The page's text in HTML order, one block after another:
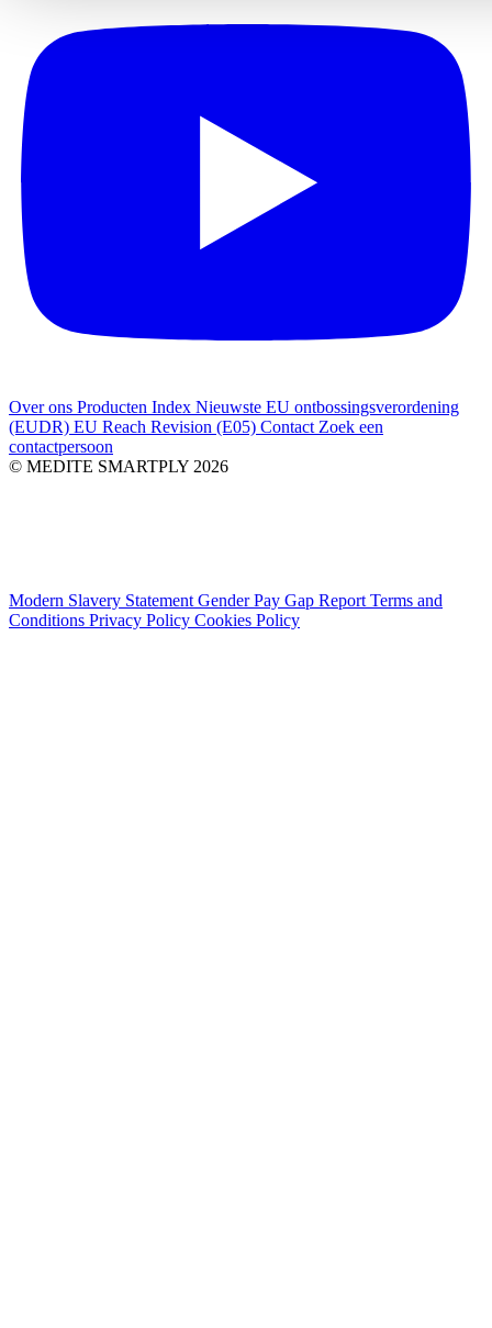
Over ons Producten Index Nieuwste EU ontbossingsverordening
(EUDR) EU Reach Revision (E05) Contact Zoek een
contactpersoon
© MEDITE SMARTPLY 2026
Modern Slavery Statement Gender Pay Gap Report Terms and
Conditions Privacy Policy Cookies Policy